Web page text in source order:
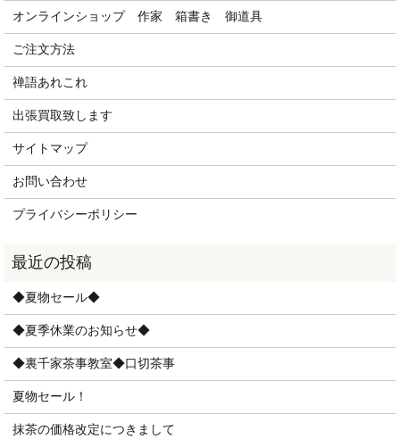
オンラインショップ 作家 箱書き 御道具
ご注文方法
禅語あれこれ
出張買取致します
サイトマップ
お問い合わせ
プライバシーポリシー
◆夏物セール◆
◆夏季休業のお知らせ◆
◆裏千家茶事教室◆口切茶事
夏物セール！
抹茶の価格改定につきまして